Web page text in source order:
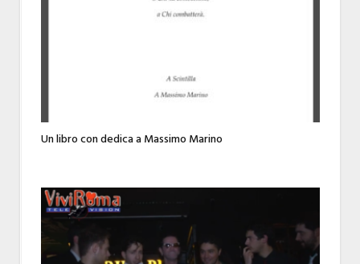
Un libro con dedica a Massimo Marino